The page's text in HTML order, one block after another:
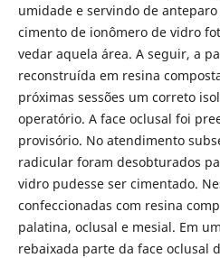
umidade e servindo de
cimento de ionômero de vidro
vedar aquela área. A seguir, a
reconstruída em resina
próximas sessões um correto
operatório. A face oclusal foi
provisório. No atendimento
radicular foram desobturados
vidro pudesse ser cimentado.
confeccionadas com resina
palatina, oclusal e mesial. Em
rebaixada parte da face oclusal